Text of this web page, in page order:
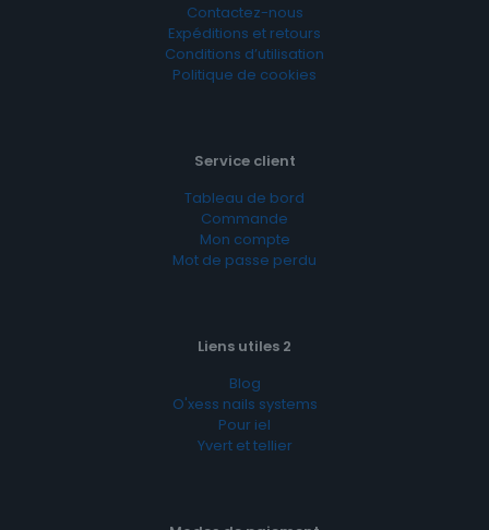
Contactez-nous
Expéditions et retours
Conditions d’utilisation
Politique de cookies
Service client
Tableau de bord
Commande
Mon compte
Mot de passe perdu
Liens utiles 2
Blog
O'xess nails systems
Pour iel
Yvert et tellier